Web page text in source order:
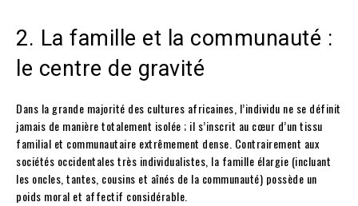
2. La famille et la communauté :
le centre de gravité
Dans la grande majorité des cultures africaines, l’individu ne se définit
jamais de manière totalement isolée ; il s’inscrit au cœur d’un tissu
familial et communautaire extrêmement dense. Contrairement aux
sociétés occidentales très individualistes, la famille élargie (incluant
les oncles, tantes, cousins et aînés de la communauté) possède un
poids moral et affectif considérable.